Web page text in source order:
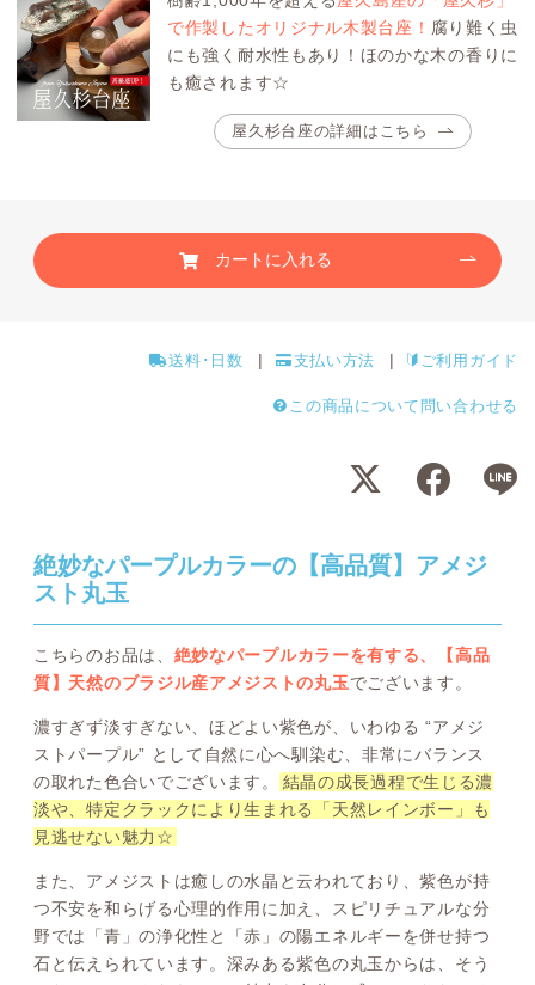
で作製したオリジナル木製台座！ 腐り難く虫
にも強く耐水性もあり！ほのかな木の香りに
も癒されます☆
屋久杉台座の詳細はこちら
カートに入れる
送料･日数 支払い方法 ご利用ガイド
この商品について問い合わせる
絶妙なパープルカラーの【高品質】アメジ
スト丸玉
こちらのお品は、 絶妙なパープルカラーを有する、【高品
質】天然のブラジル産アメジストの丸玉でございます。
濃すぎず淡すぎない、ほどよい紫色が、いわゆる “アメジ
ストパープル” として自然に心へ馴染む、非常にバランス
の取れた色合いでございます。
結晶の成長過程で生じる濃
淡や、特定クラックにより生まれる「天然レインボー」も
見逃せない魅力☆
また、アメジストは癒しの水晶と云われており、紫色が持
つ不安を和らげる心理的作用に加え、スピリチュアルな分
野では「青」の浄化性と「赤」の陽エネルギーを併せ持つ
石と伝えられています。深みある紫色の丸玉からは、そう